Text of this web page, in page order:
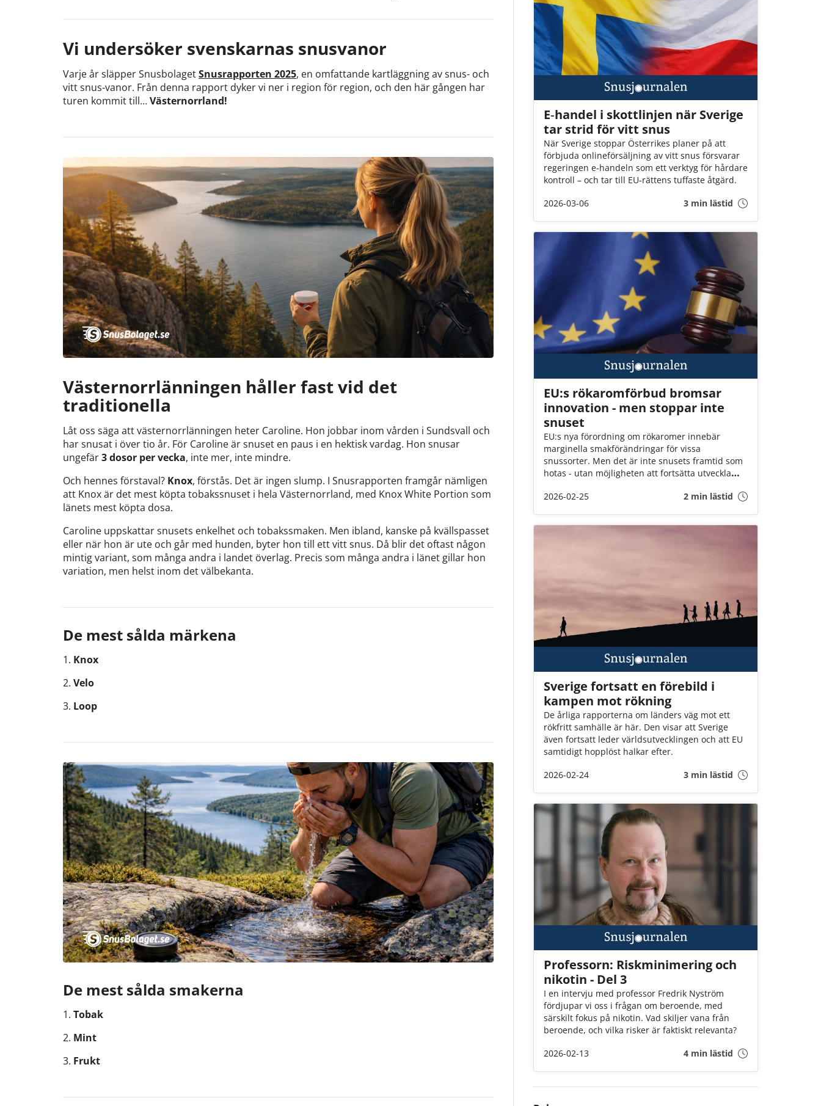
Vi undersöker svenskarnas snusvanor
Varje år släpper SnusbolagetSnusrapporten 2025, en omfattande kartläggning av snus- och
vitt snus-vanor. Från denna rapport dyker vi ner i region för region, och den här gången har
turen kommit till…Västernorrland!
Västernorrlänningen håller fast vid det
traditionella
Låt oss säga att västernorrlänningen heter Caroline. Hon jobbar inom vården i Sundsvall och
har snusat i över tio år. För Caroline är snuset en paus i en hektisk vardag. Hon snusar
ungefär3 dosor per vecka, inte mer, inte mindre.
Och hennes förstaval? Knox, förstås. Det är ingen slump. I Snusrapporten framgår nämligen
att Knox är det mest köpta tobakssnuset i hela Västernorrland, med Knox White Portion som
länets mest köpta dosa.
Caroline uppskattar snusets enkelhet och tobakssmaken. Men ibland, kanske på kvällspasset
eller när hon är ute och går med hunden, byter hon till ett vitt snus. Då blir det oftast någon
mintig variant, som många andra i landet överlag. Precis som många andra i länet gillar hon
variation, men helst inom det välbekanta.
De mest sålda märkena
1. Knox
2. Velo
3. Loop
De mest sålda smakerna
1. Tobak
2. Mint
3. Frukt
E‑handel i skottlinjen när Sverige
tar strid för vitt snus
När Sverige stoppar Österrikes planer på att
förbjuda onlineförsäljning av vitt snus försvarar
regeringen e‑handeln som ett verktyg för hårdare
kontroll – och tar till EU‑rättens tuffaste åtgärd.
2026-03-06
3 min lästid
EU:s rökaromförbud bromsar
innovation - men stoppar inte
snuset
EU:s nya förordning om rökaromer innebär
marginella smakförändringar för vissa
snussorter. Men det är inte snusets framtid som
hotas - utan möjligheten att fortsätta utveckla
2026-02-25
2 min lästid
Sverige fortsatt en förebild i
kampen mot rökning
De årliga rapporterna om länders väg mot ett
rökfritt samhälle är här. Den visar att Sverige
även fortsatt leder världsutvecklingen och att EU
samtidigt hopplöst halkar efter.
2026-02-24
3 min lästid
Professorn: Riskminimering och
nikotin - Del 3
I en intervju med professor Fredrik Nyström
fördjupar vi oss i frågan om beroende, med
särskilt fokus på nikotin. Vad skiljer vana från
beroende, och vilka risker är faktiskt relevanta?
2026-02-13
4 min lästid